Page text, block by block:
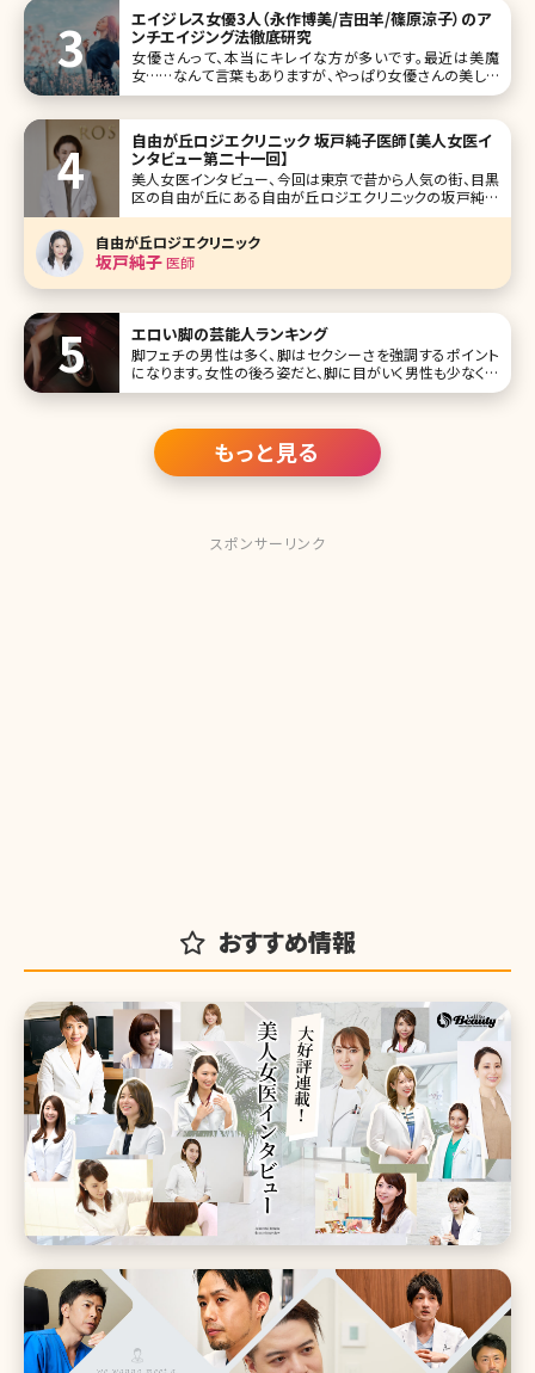
ったら近づけるか、記事を参考に研究してみるのもありかも
です。 第
エイジレス女優3人（永作博美/吉田羊/篠原涼子）のア
ンチエイジング法徹底研究
女優さんって、本当にキレイな方が多いです。最近は美魔
女……なんて言葉もありますが、やっぱり女優さんの美しさ
には敵いません。 年齢不詳で、本当の年齢は全くわからな
とりサラサラ、もちろんスタイルも抜群で、いったいどんなアン
チエイジングの対策を
自由が丘ロジエクリニック 坂戸純子医師【美人女医イ
ンタビュー第二十一回】
美人女医インタビュー、今回は東京で昔から人気の街、目黒
区の自由が丘にある自由が丘ロジエクリニックの坂戸純子
院長です。 大学は建築学科に入り、そこから医学部を受け直
したという珍しい経歴。美容医療に対する並々ならぬ熱い思
いを語ってくれました。 ご自身の結果がでた美容法を全公開!
ワークライフバランス
自由が丘ロジエクリニック
坂戸純子医師
エロい脚の芸能人ランキング
脚フェチの男性は多く、脚はセクシーさを強調するポイント
になります。女性の後ろ姿だと、脚に目がいく男性も少なくな
いでしょう。そこで今回は、エロい脚を持つ女性芸能人をラン
もっと見る
スポンサーリンク
おすすめ情報